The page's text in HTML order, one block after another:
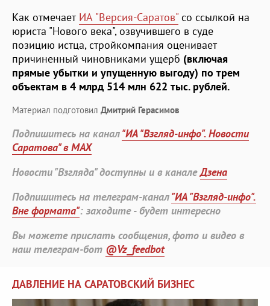
Как отмечает ИА "Версия-Саратов" со ссылкой на
юриста "Нового века", озвучившего в суде
позицию истца, стройкомпания оценивает
причиненный чиновниками ущерб (включая
прямые убытки и упущенную выгоду) по трем
объектам в 4 млрд 514 млн 622 тыс. рублей.
Материал подготовил Дмитрий Герасимов
Подпишитесь на канал"ИА "Взгляд-инфо". Новости
Саратова" в MAX
Новости "Взгляда" доступны и в каналеДзена
Подпишитесь на телеграм-канал"ИА "Взгляд-инфо".
Вне формата": заходите - будет интересно
Вы можете прислать сообщения, фото и видео в
наш телеграм-бот @Vz_feedbot
ДАВЛЕНИЕ НА САРАТОВСКИЙ БИЗНЕС